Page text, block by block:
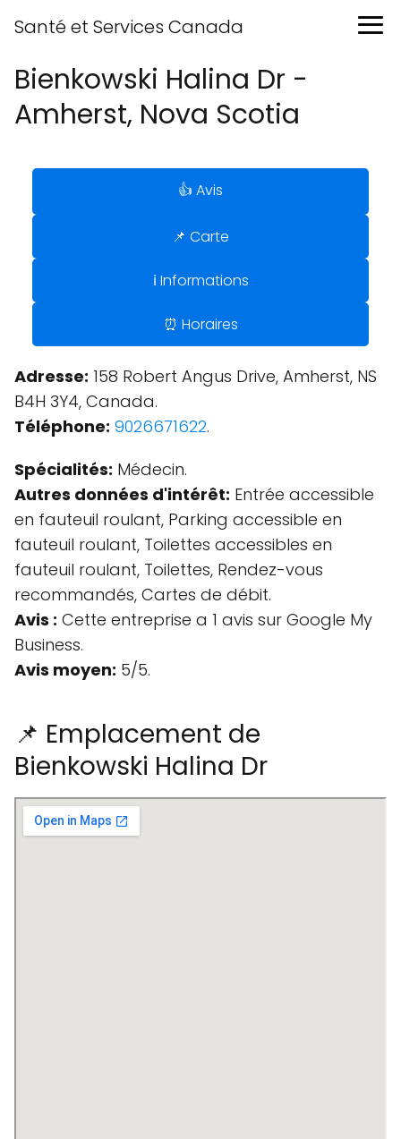
Santé et Services Canada
Bienkowski Halina Dr -
Amherst, Nova Scotia
👍 Avis
📌 Carte
ℹ️ Informations
⏰ Horaires
Adresse: 158 Robert Angus Drive, Amherst, NS
B4H 3Y4, Canada.
Téléphone: 9026671622.
Spécialités: Médecin.
Autres données d'intérêt: Entrée accessible
en fauteuil roulant, Parking accessible en
fauteuil roulant, Toilettes accessibles en
fauteuil roulant, Toilettes, Rendez-vous
recommandés, Cartes de débit.
Avis : Cette entreprise a 1 avis sur Google My
Business.
Avis moyen: 5/5.
📌 Emplacement de
Bienkowski Halina Dr